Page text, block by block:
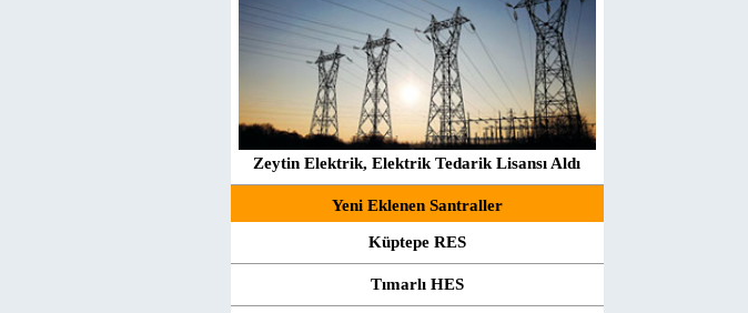
Zeytin Elektrik, Elektrik Tedarik Lisansı Aldı
Yeni Eklenen Santraller
Küptepe RES
Tımarlı HES